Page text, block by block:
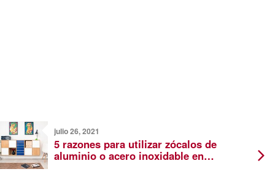
julio 26, 2021
5 razones para utilizar zócalos de
aluminio o acero inoxidable en